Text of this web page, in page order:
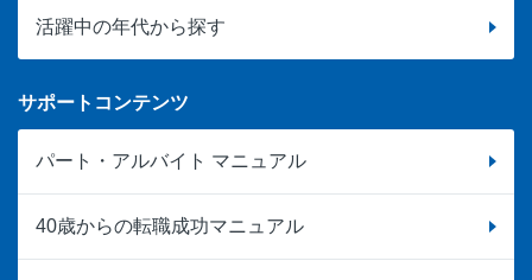
活躍中の年代から探す
サポートコンテンツ
パート・アルバイト マニュアル
40歳からの転職成功マニュアル